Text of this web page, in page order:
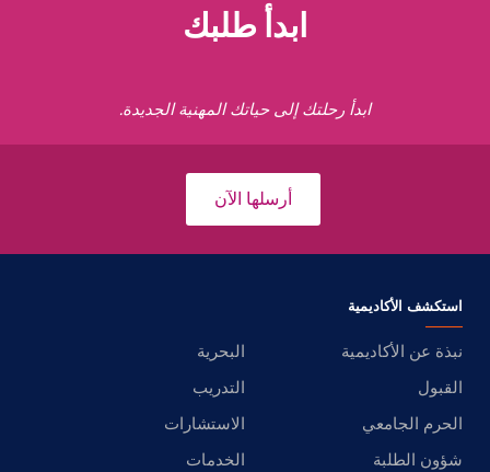
ابدأ طلبك
ابدأ رحلتك إلى حياتك المهنية الجديدة.
أرسلها الآن
استكشف الأكاديمية
نبذة عن الأكاديمية
البحرية
القبول
التدريب
الحرم الجامعي
الاستشارات
شؤون الطلبة
الخدمات